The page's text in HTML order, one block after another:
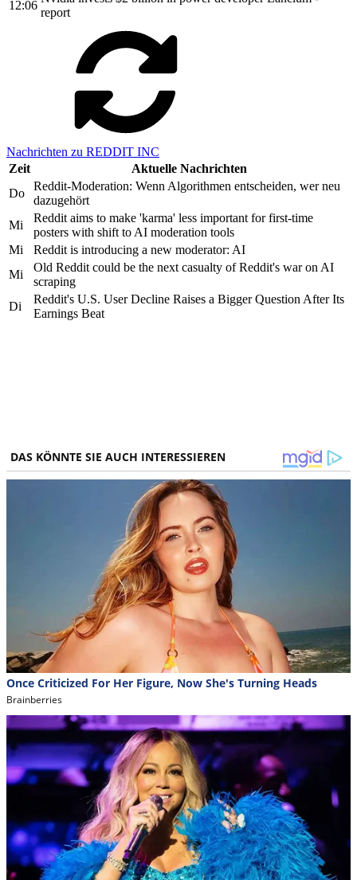
12:06
report
Nachrichten zu REDDIT INC
Zeit
Aktuelle Nachrichten
Do
Reddit-Moderation: Wenn Algorithmen entscheiden, wer neu
dazugehört
Mi
Reddit aims to make 'karma' less important for first-time
posters with shift to AI moderation tools
Mi
Reddit is introducing a new moderator: AI
Mi
Old Reddit could be the next casualty of Reddit's war on AI
scraping
Di
Reddit's U.S. User Decline Raises a Bigger Question After Its
Earnings Beat